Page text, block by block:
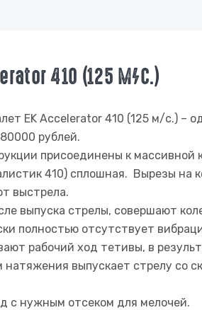
410 (125 М/с.)
EK Accelerator 410 (125 м/с.)
рублей.
присоединены к
410) сплошная. Вырезы на
выстрела.
выпуска стрелы, совершают
полностью отсутствует
рабочий ход тетивы, в
выпускает стрелу со
с нужным отсеком для мелочей.